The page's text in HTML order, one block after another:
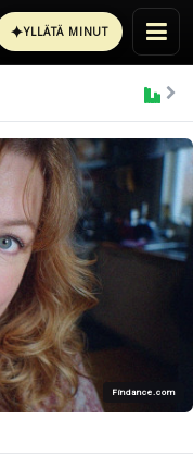
✦YLLÄTÄ MINUT
Findance.com